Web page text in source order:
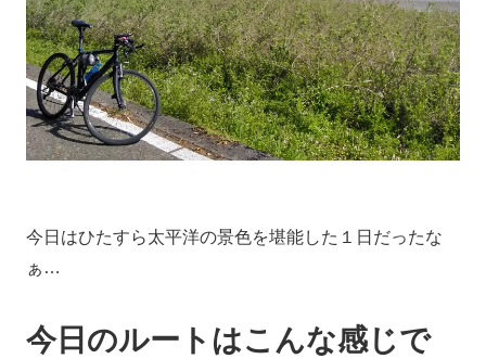
今日はひたすら太平洋の景色を堪能した１日だったな
ぁ…
今日のルートはこんな感じで